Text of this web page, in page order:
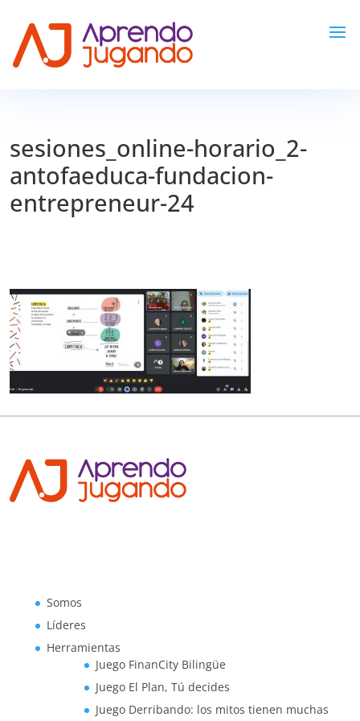
sesiones_online-horario_2-
antofaeduca-fundacion-
entrepreneur-24
Somos
Líderes
Herramientas
Juego FinanCity Bilingüe
Juego El Plan, Tú decides
Juego Derribando: los mitos tienen muchas